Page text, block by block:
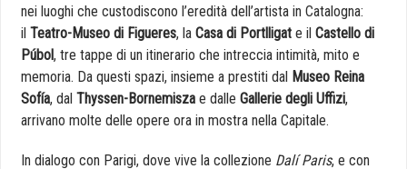
nei luoghi che custodiscono l’eredità dell’artista in Catalogna:
il Teatro-Museo di Figueres, la Casa di Portlligat e il Castello di
Púbol, tre tappe di un itinerario che intreccia intimità, mito e
memoria. Da questi spazi, insieme a prestiti dal Museo Reina
Sofía, dal Thyssen-Bornemisza e dalle Gallerie degli Uffizi,
arrivano molte delle opere ora in mostra nella Capitale.
In dialogo con Parigi, dove vive la collezione Dalí Paris, e con